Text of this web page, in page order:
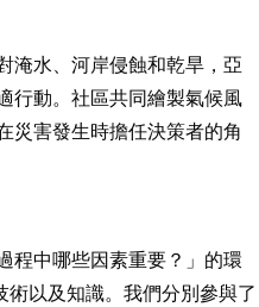
淹水、河岸侵蝕和乾旱，亞
行動。社區共同繪製氣候風
災害發生時擔任決策者的角
程中哪些因素重要？」的環
以及知識。我們分別參與了